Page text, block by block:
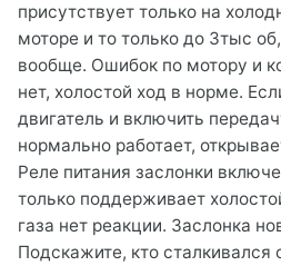
присутствует только на
моторе и то только до 3тыс
вообще. Ошибок по мотору и
нет, холостой ход в норме.
двигатель и включить
нормально работает,
Реле питания заслонки
только поддерживает
газа нет реакции. Заслонка
Подскажите, кто сталкивался